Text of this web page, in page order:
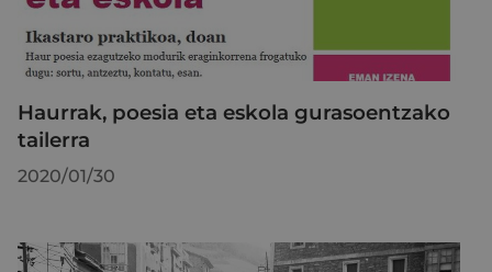
Haurrak, poesia eta eskola gurasoentzako
tailerra
2020/01/30